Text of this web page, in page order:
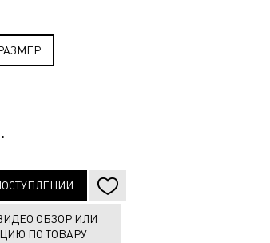
ОБЗОР ИЛИ
ПО ТОВАРУ